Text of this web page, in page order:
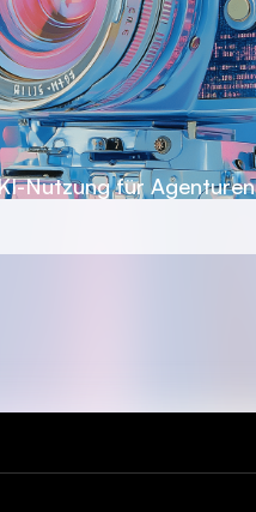
Nutzung für Agenturen